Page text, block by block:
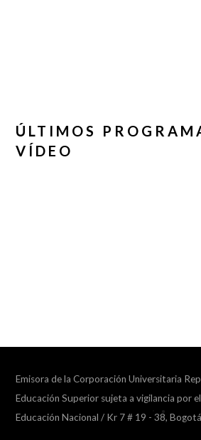
ÚLTIMOS
VÍDEO
Emisora de la Corporación Universitaria
Educación Superior sujeta a vigilancia por
Educación Nacional / Kr 7 # 19 - 38,
Collapse